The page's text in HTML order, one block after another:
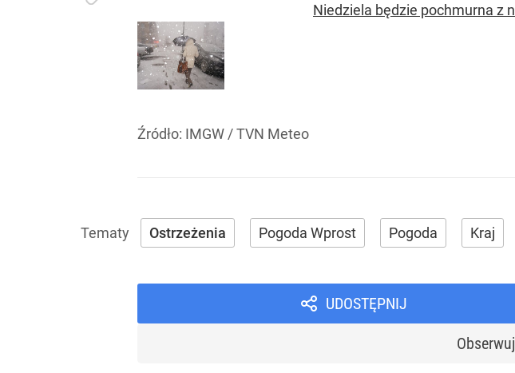
Niedziela będzie pochmurna z
Źródło: IMGW / TVN Meteo
Ostrzeżenia Pogoda Wprost Pogoda Kraj
UDOSTĘPNIJ